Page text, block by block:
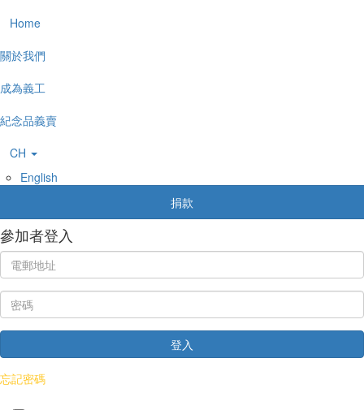
Home
關於我們
成為義工
紀念品義賣
中文
English
捐款
參加者登入
登入
忘記密碼